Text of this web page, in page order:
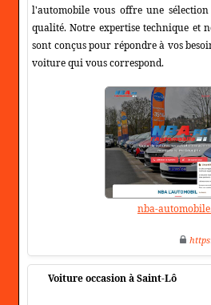
l'automobile vous offre une
qualité. Notre expertise technique et
sont conçus pour répondre à vos
voiture qui vous correspond.
nba-
https
Voiture occasion à Saint-Lô